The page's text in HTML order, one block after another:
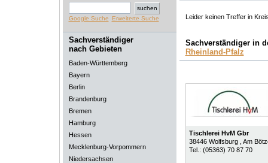
Google Suche Erweiterte Suche
Sachverständiger
nach Gebieten
Baden-Württemberg
Bayern
Berlin
Brandenburg
Bremen
Hamburg
Hessen
Mecklenburg-Vorpommern
Niedersachsen
Leider keinen Treffer in
Sachverständiger in
Rheinland-Pfalz
Tischlerei HvM Gbr
38446 Wolfsburg
, Am
Tel.: (05363) 70 87 70